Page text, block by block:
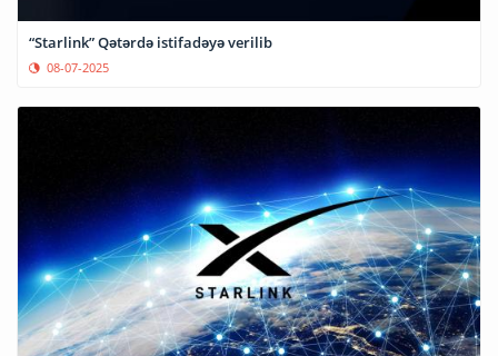
“Starlink” Qətərdə istifadəyə verilib
08-07-2025